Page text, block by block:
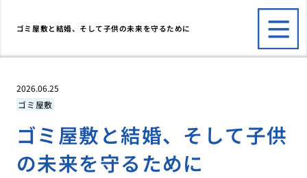
ゴミ屋敷と結婚、そして子供の未来を守るために
2026.06.25
ゴミ屋敷
ゴミ屋敷と結婚、そして子供
の未来を守るために